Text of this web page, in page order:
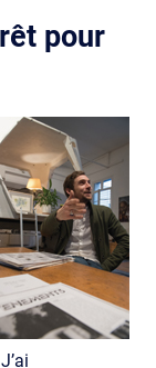
pour